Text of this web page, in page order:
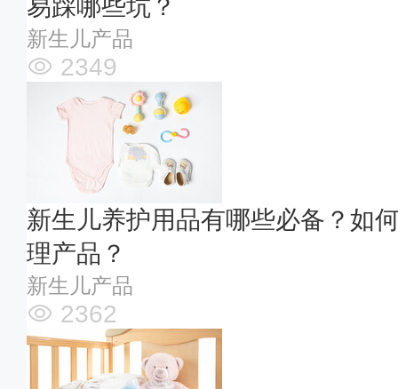
易踩哪些坑？
新生儿产品
2349
新生儿养护用品有哪些必备？如
理产品？
新生儿产品
2362